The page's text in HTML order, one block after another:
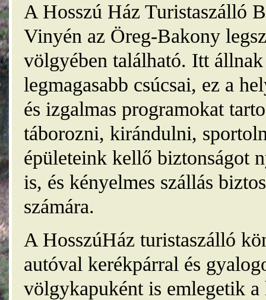
A Hosszú Ház Turistaszálló
Vinyén az Öreg-Bakony
völgyében található. Itt
legmagasabb csúcsai, ez a
és izgalmas programokat
táborozni, kirándulni,
épületeink kellő biztonságot
is, és kényelmes szállás
számára.
A HosszúHáz turistaszálló
autóval kerékpárral és
völgykapuként is emlegetik